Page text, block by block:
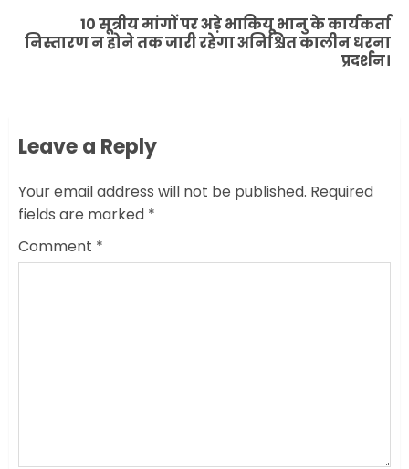
Next
10 सूत्रीय मांगों पर अड़े भाकियू भानु के कार्यकर्ता
निस्तारण न होने तक जारी रहेगा अनिश्चित कालीन धरना
प्रदर्शन।
Leave a Reply
Your email address will not be published. Required
fields are marked *
Comment *